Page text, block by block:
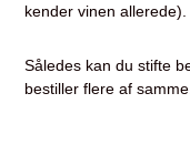
kender vinen allerede).
Således kan du stifte
bestiller flere af samme.